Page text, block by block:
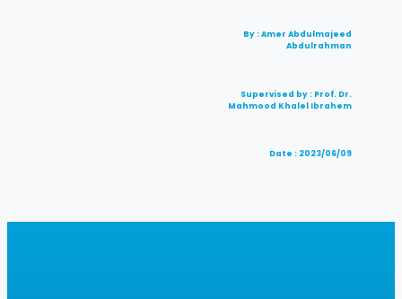
By : Amer Abdulmajeed
Abdulrahman
Supervised by : Prof. Dr.
Mahmood Khalel Ibrahem
Date : 2023/06/09